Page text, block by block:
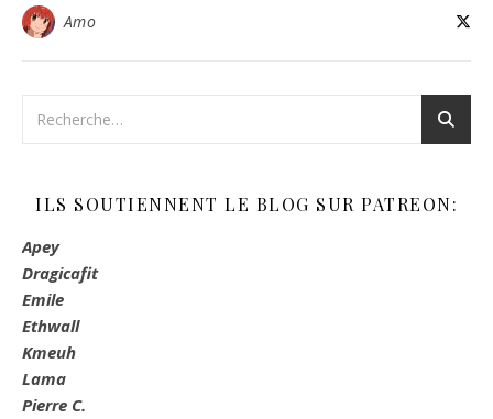
Amo
ILS SOUTIENNENT LE BLOG SUR PATREON:
Apey
Dragicafit
Emile
Ethwall
Kmeuh
Lama
Pierre C.